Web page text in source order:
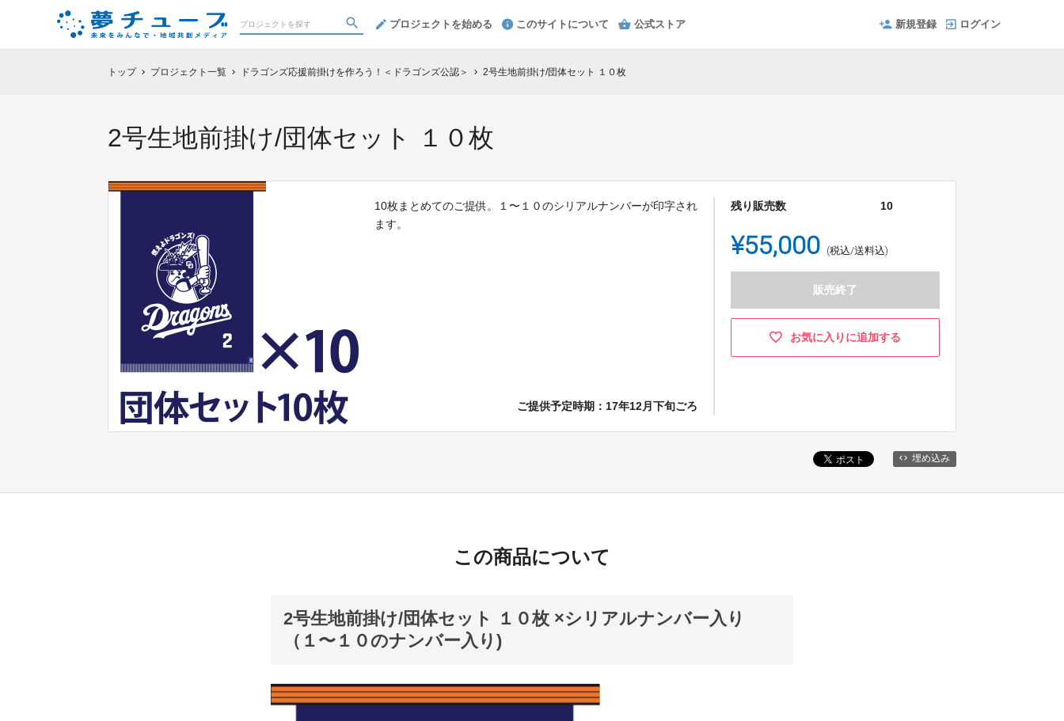
プロジェクトを始める このサイトについて 公式ストア 新規登録 ログイン
トップ chevron_right プロジェクト一覧 chevron_right ドラゴンズ応援前掛けを作ろう！＜ドラゴンズ公認＞ chevron_right 2号生地前掛け/団体セット １０枚
2号生地前掛け/団体セット １０枚
10枚まとめてのご提供。１〜１０のシリアルナンバーが印字され
ます。
ご提供予定時期：17年12月下旬ごろ
残り販売数 10
¥55,000 (税込/送料込)
販売終了
お気に入りに追加する
埋め込み
この商品について
2号生地前掛け/団体セット １０枚 ×シリアルナンバー入り
（１〜１０のナンバー入り)